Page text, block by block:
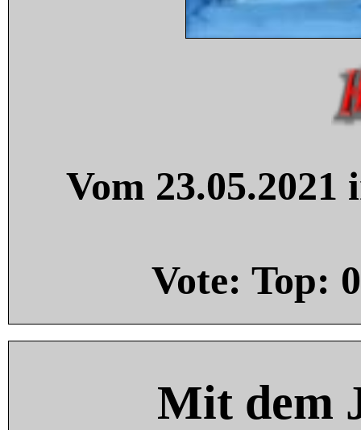
Vom
Vote: Top: 0
Mit dem